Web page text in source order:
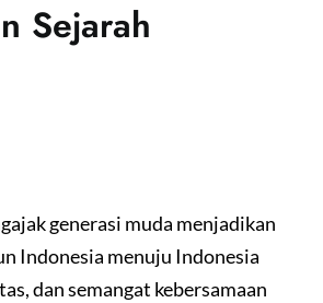
Sejarah
generasi muda menjadikan
Indonesia menuju Indonesia
dan semangat kebersamaan